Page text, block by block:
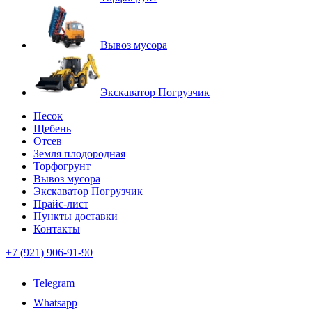
Вывоз мусора
Экскаватор Погрузчик
Песок
Щебень
Отсев
Земля плодородная
Торфогрунт
Вывоз мусора
Экскаватор Погрузчик
Прайс-лист
Пункты доставки
Контакты
+7 (921) 906-91-90
Telegram
Whatsapp